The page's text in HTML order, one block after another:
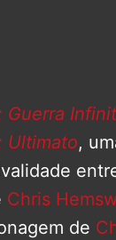
Guerra
Ultimato,
Chris
de